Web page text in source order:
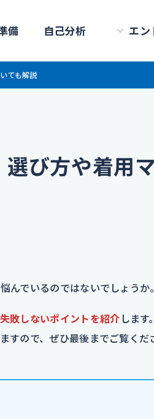
備 自己分析 エン
ても解説
び方や着用
んでいるのではないでしょうか。
敗しないポイントを紹介 しま
すので、ぜひ最後までご覧くだ